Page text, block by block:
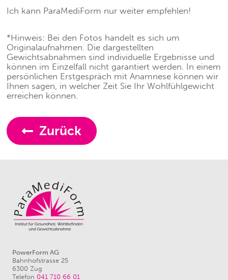
Ich kann ParaMediForm nur weiter empfehlen!
*Hinweis: Bei den Fotos handelt es sich um
Originalaufnahmen. Die dargestellten
Gewichtsabnahmen sind individuelle Ergebnisse und
können im Einzelfall nicht garantiert werden. In einem
persönlichen Erstgespräch mit Anamnese können wir
Ihnen sagen, in welcher Zeit Sie Ihr Wohlfühlgewicht
erreichen können.
Zurück
PowerForm AG
Bahnhofstrasse 25
6300 Zug
Telefon 041 710 66 01